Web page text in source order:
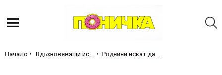
Ти си тук:
Начало Вдъхновяващи истории Роднини искат да решат жилищните си проблеми за чужда сметка, но това не се случва.